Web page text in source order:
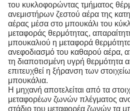
του κυκλοφορώντας τμήματος
ανεμιστήρων ζεστού αέρα της
αέρας μέσα στο μπουκάλι του
μεταφοράς θερμότητας,
μπουκαλιού η μεταφορά
ανεφοδιασμό του καθαρού αέρα,
τη διαποτισμένη υγρή θερμότητα
επιτευχθεί η ξήρανση των
μπουκάλια.
Η μηχανή αποτελείται από τα
μεταφορέων ζωνών πλέγματος
στάδιο του μεταφορέα ζωνών τα